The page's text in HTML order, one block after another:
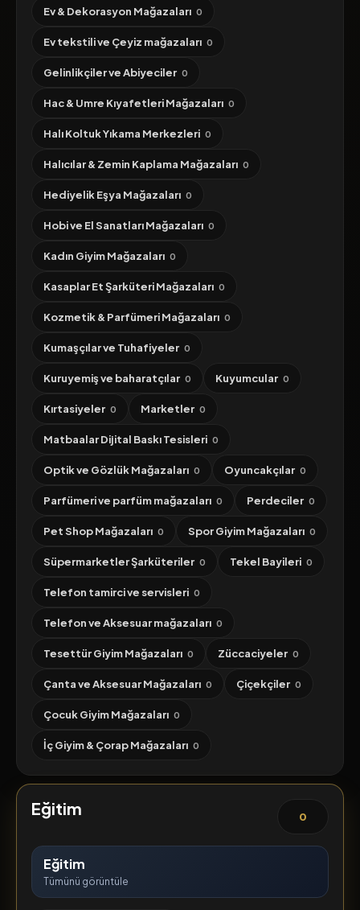
Ev & Dekorasyon Mağazaları 0
Ev tekstili ve Çeyiz mağazaları 0
Gelinlikçiler ve Abiyeciler 0
Hac & Umre Kıyafetleri Mağazaları 0
Halı Koltuk Yıkama Merkezleri 0
Halıcılar & Zemin Kaplama Mağazaları 0
Hediyelik Eşya Mağazaları 0
Hobi ve El Sanatları Mağazaları 0
Kadın Giyim Mağazaları 0
Kasaplar Et Şarküteri Mağazaları 0
Kozmetik & Parfümeri Mağazaları 0
Kumaşçılar ve Tuhafiyeler 0
Kuruyemiş ve baharatçılar 0 Kuyumcular 0
Kırtasiyeler 0 Marketler 0
Matbaalar Dijital Baskı Tesisleri 0
Optik ve Gözlük Mağazaları 0 Oyuncakçılar 0
Parfümeri ve parfüm mağazaları 0 Perdeciler 0
Pet Shop Mağazaları 0 Spor Giyim Mağazaları 0
Süpermarketler Şarküteriler 0 Tekel Bayileri 0
Telefon tamirci ve servisleri 0
Telefon ve Aksesuar mağazaları 0
Tesettür Giyim Mağazaları 0 Züccaciyeler 0
Çanta ve Aksesuar Mağazaları 0 Çiçekçiler 0
Çocuk Giyim Mağazaları 0
İç Giyim & Çorap Mağazaları 0
Eğitim 0
Eğitim
Tümünü görüntüle